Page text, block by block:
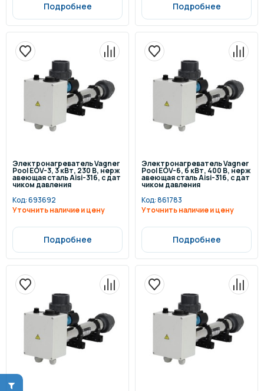
Подробнее Подробнее
Электронагреватель Vagner
Pool EOV-3, 3 кВт, 230 В, нерж
авеющая сталь Aisi-316, с дат
чиком давления
Код:693692
Уточнить наличие и цену
Подробнее
Электронагреватель Vagner
Pool EOV-6, 6 кВт, 400 В, нерж
авеющая сталь Aisi-316, с дат
чиком давления
Код:861783
Уточнить наличие и цену
Подробнее